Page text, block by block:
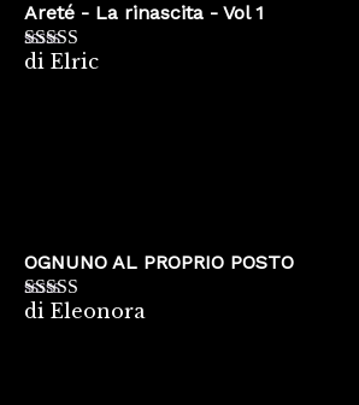
Areté - La rinascita - Vol 1
Valutato5
di Elric
OGNUNO AL PROPRIO POSTO
Valutato5su
di Eleonora